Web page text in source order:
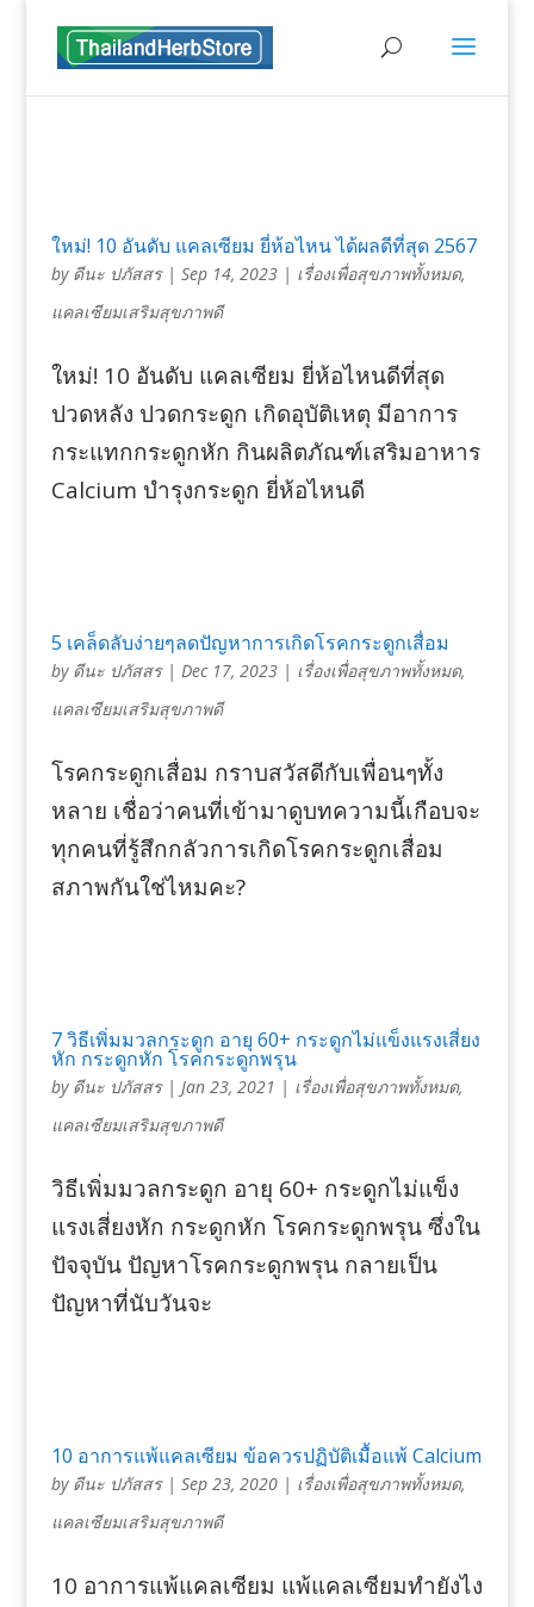
ใหม่! 10 อันดับ แคลเซียม ยี่ห้อไหน ได้ผลดีที่สุด 2567
by ดีนะ ปภัสสร| Sep 14, 2023| เรื่องเพื่อสุขภาพทั้งหมด,
แคลเซียมเสริมสุขภาพดี
ใหม่! 10 อันดับ แคลเซียม ยี่ห้อไหนดีที่สุด
ปวดหลัง ปวดกระดูก เกิดอุบัติเหตุ มีอาการ
กระแทกกระดูกหัก กินผลิตภัณฑ์เสริมอาหาร
Calcium บำรุงกระดูก ยี่ห้อไหนดี
5 เคล็ดลับง่ายๆลดปัญหาการเกิดโรคกระดูกเสื่อม
by ดีนะ ปภัสสร| Dec 17, 2023| เรื่องเพื่อสุขภาพทั้งหมด,
แคลเซียมเสริมสุขภาพดี
โรคกระดูกเสื่อม กราบสวัสดีกับเพื่อนๆทั้ง
หลาย เชื่อว่าคนที่เข้ามาดูบทความนี้เกือบจะ
ทุกคนที่รู้สึกกลัวการเกิดโรคกระดูกเสื่อม
สภาพกันใช่ไหมคะ?
7 วิธีเพิ่มมวลกระดูก อายุ 60+ กระดูกไม่แข็งแรงเสี่ยง
หัก กระดูกหัก โรคกระดูกพรุน
by ดีนะ ปภัสสร| Jan 23, 2021 | เรื่องเพื่อสุขภาพทั้งหมด,
แคลเซียมเสริมสุขภาพดี
วิธีเพิ่มมวลกระดูก อายุ 60+ กระดูกไม่แข็ง
แรงเสี่ยงหัก กระดูกหัก โรคกระดูกพรุน ซึ่งใน
ปัจจุบัน ปัญหาโรคกระดูกพรุน กลายเป็น
ปัญหาที่นับวันจะ
10 อาการแพ้แคลเซียม ข้อควรปฏิบัติเมื้อแพ้ Calcium
by ดีนะ ปภัสสร| Sep 23, 2020| เรื่องเพื่อสุขภาพทั้งหมด,
แคลเซียมเสริมสุขภาพดี
10 อาการแพ้แคลเซียม แพ้แคลเซียมทำยังไง